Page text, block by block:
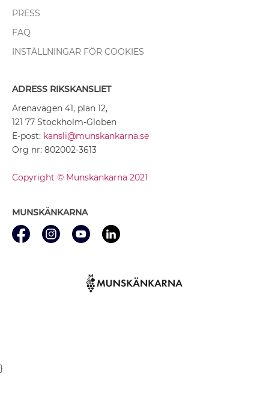
PRESS
FAQ
INSTÄLLNINGAR FÖR COOKIES
ADRESS RIKSKANSLIET
Arenavägen 41, plan 12,
121 77 Stockholm-Globen
E-post: kansli@munskankarna.se
Org nr: 802002-3613
Copyright © Munskänkarna 2021
MUNSKÄNKARNA
}